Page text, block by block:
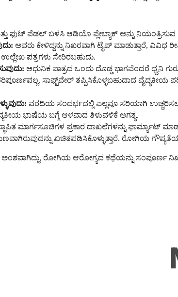
ಫುಟ್ ಪೆಡಲ್ ಬಳಸಿ ಆಡಿಯೊ ಪ್ಲೇಬ್ಯಾಕ್ ಅನ್ನು ನಿಯಂತ್ರಿಸುವ
ಅವರು ಕೇಳಿದ್ದನ್ನು ನಿಖರವಾಗಿ ಟೈಪ್ ಮಾಡುತ್ತಾರೆ,
ಪತ್ರಗಳು ಸೇರಿರಬಹುದು.
ಆಧುನಿಕ ಪಾತ್ರದ ಒಂದು ದೊಡ್ಡ ಭಾಗವೆಂದರೆ ಧ್ವನಿ
ಸಾಫ್ಟ್‌ವೇರ್ ತಪ್ಪಿಸಿಕೊಳ್ಳಬಹುದಾದ
ವರದಿಯ ಸಂದರ್ಭದಲ್ಲಿ ಎಲ್ಲವೂ ಸರಿಯಾಗಿ
ಭಾಷೆಯ ಬಗ್ಗೆ ಆಳವಾದ ತಿಳುವಳಿಕೆ ಅಗತ್ಯ.
ಮಾರ್ಗಸೂಚಿಗಳ ಪ್ರಕಾರ ದಾಖಲೆಗಳನ್ನು ಫಾರ್ಮ್ಯಾಟ್
ಖಚಿತಪಡಿಸಿಕೊಳ್ಳುತ್ತಾರೆ. ರೋಗಿಯ
ರೋಗಿಯ ಆರೋಗ್ಯದ ಕಥೆಯನ್ನು ಸಂಪೂರ್ಣ